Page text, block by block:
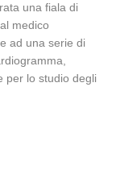
una fiala di
medico
ad una serie di
per lo studio degli